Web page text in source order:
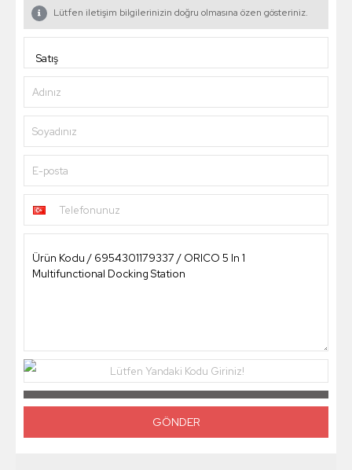
Lütfen iletişim bilgilerinizin doğru olmasına özen gösteriniz.
Adınız
Soyadınız
E-posta
Telefonunuz
Lütfen Yandaki Kodu Giriniz!